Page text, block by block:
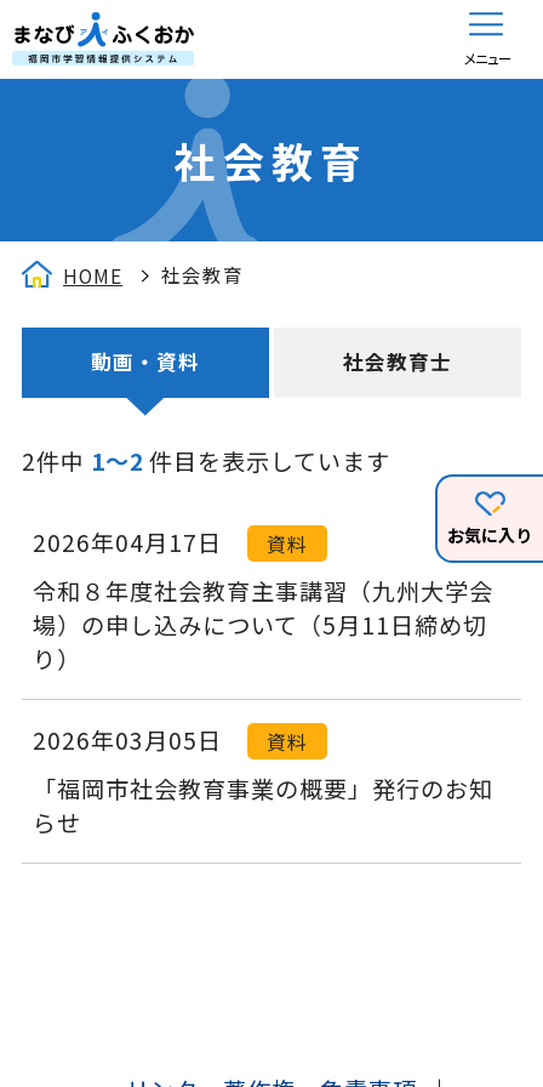
メニュー
お気に入り
社会教育
HOME 社会教育
動画・資料 社会教育士
2件中 1～2 件目を表示しています
2026年04月17日 資料
令和８年度社会教育主事講習（九州大学会
場）の申し込みについて（5月11日締め切
り）
2026年03月05日 資料
「福岡市社会教育事業の概要」発行のお知
らせ